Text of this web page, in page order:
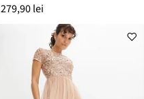
279,90 lei